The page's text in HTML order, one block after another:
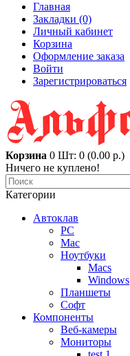
Главная
Закладки (0)
Личный кабинет
Корзина
Оформление заказа
Войти
Зарегистрироваться
Корзина 0 Шт: 0 (0.00 р.)
Ничего не куплено!
Категории
Автоклав
PC
Mac
Ноутбуки
Macs
Windows
Планшеты
Софт
Компоненты
Веб-камеры
Мониторы